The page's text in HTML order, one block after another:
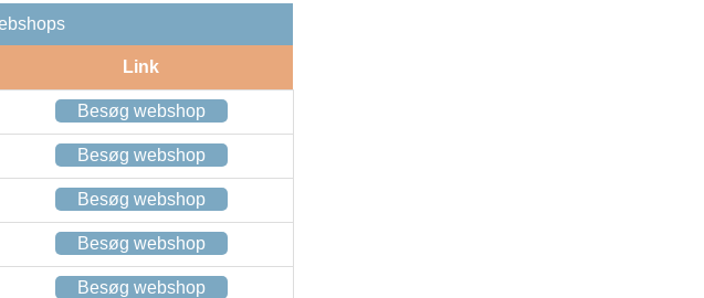
Link
Besøg webshop
Besøg webshop
Besøg webshop
Besøg webshop
Besøg webshop